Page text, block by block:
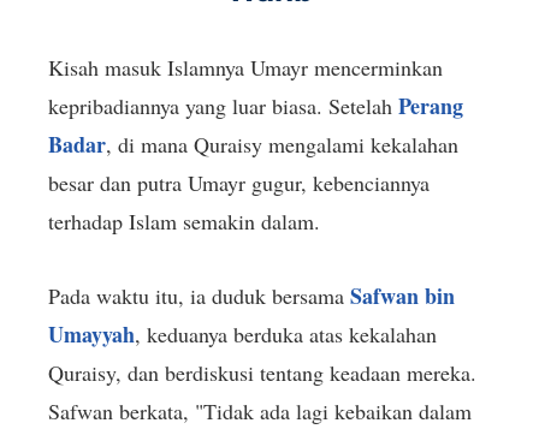
Kisah masuk Islamnya Umayr mencerminkan
kepribadiannya yang luar biasa. Setelah Perang
Badar, di mana Quraisy mengalami kekalahan
besar dan putra Umayr gugur, kebenciannya
terhadap Islam semakin dalam.
Pada waktu itu, ia duduk bersama Safwan bin
Umayyah, keduanya berduka atas kekalahan
Quraisy, dan berdiskusi tentang keadaan mereka.
Safwan berkata, "Tidak ada lagi kebaikan dalam